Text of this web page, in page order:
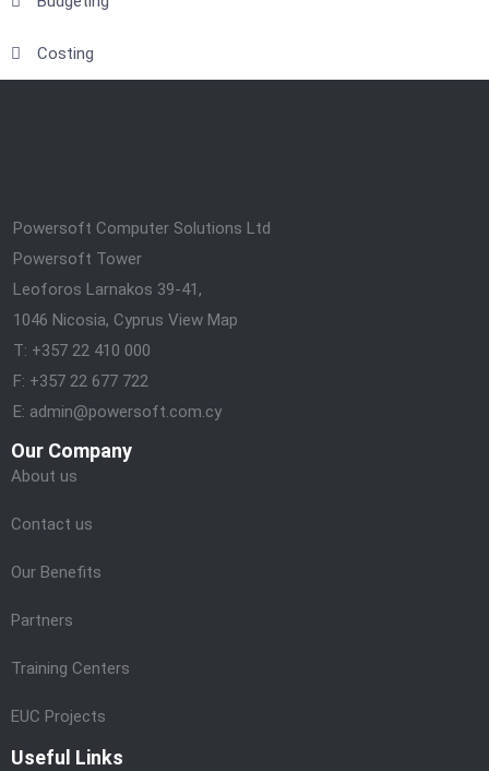
Costing
Powersoft Computer Solutions Ltd
Powersoft Tower
Leoforos Larnakos 39-41,
1046 Nicosia, Cyprus View Map
T: +357 22 410 000
F: +357 22 677 722
E: admin@powersoft.com.cy
Our Company
About us
Contact us
Our Benefits
Partners
Training Centers
EUC Projects
Useful Links